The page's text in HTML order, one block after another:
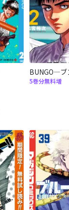
BUNGO―
5巻分無料増